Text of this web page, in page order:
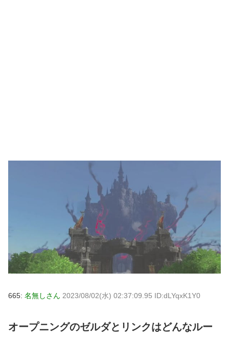
665: 名無しさん 2023/08/02(水) 02:37:09.95 ID:dLYqxK1Y0
オープニングのゼルダとリンクはどんなルー